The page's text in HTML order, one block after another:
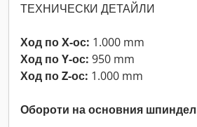
ТЕХНИЧЕСКИ ДЕТАЙЛИ
Ход по X-ос: 1.000 mm
Ход по Y-ос: 950 mm
Ход по Z-ос: 1.000 mm
Обороти на основния